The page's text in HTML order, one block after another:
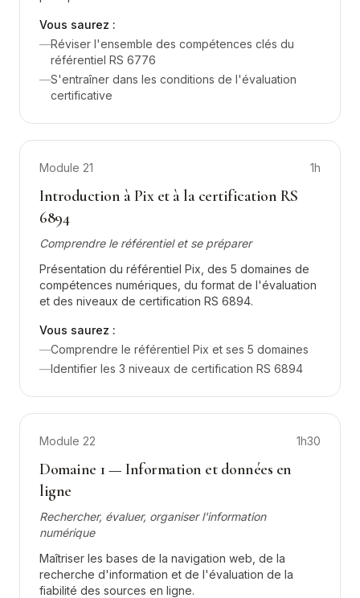
Vous saurez :
—Réviser l'ensemble des compétences clés du
référentiel RS 6776
—S'entraîner dans les conditions de l'évaluation
certificative
Module 21 1h
Introduction à Pix et à la certification RS
6894
Comprendre le référentiel et se préparer
Présentation du référentiel Pix, des 5 domaines de
compétences numériques, du format de l'évaluation
et des niveaux de certification RS 6894.
Vous saurez :
—Comprendre le référentiel Pix et ses 5 domaines
—Identifier les 3 niveaux de certification RS 6894
Module 22 1h30
Domaine 1 — Information et données en
ligne
Rechercher, évaluer, organiser l'information
numérique
Maîtriser les bases de la navigation web, de la
recherche d'information et de l'évaluation de la
fiabilité des sources en ligne.